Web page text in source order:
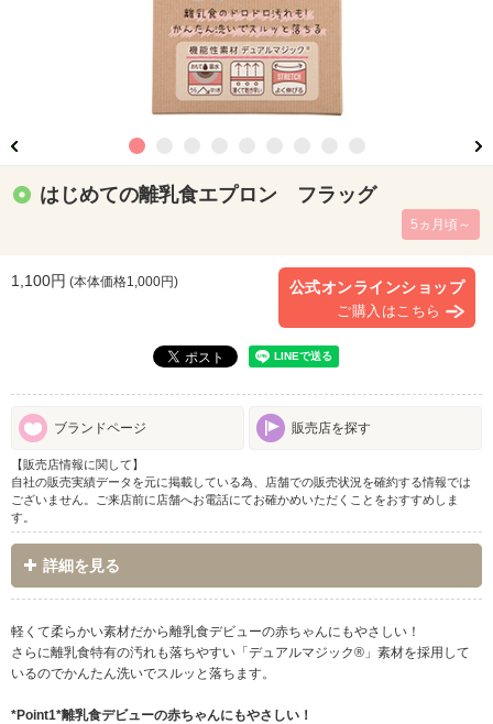
はじめての離乳食エプロン フラッグ
5ヵ月頃～
1,100円 (本体価格1,000円) 公式オンラインショップ
ご購入はこちら
ブランドページ 販売店を探す
【販売店情報に関して】
自社の販売実績データを元に掲載している為、店舗での販売状況を確約する情報では
ございません。ご来店前に店舗へお電話にてお確かめいただくことをおすすめしま
す。
詳細を見る
軽くて柔らかい素材だから離乳食デビューの赤ちゃんにもやさしい！
さらに離乳食特有の汚れも落ちやすい「デュアルマジック®」素材を採用して
いるのでかんたん洗いでスルッと落ちます。
*Point1*離乳食デビューの赤ちゃんにもやさしい！